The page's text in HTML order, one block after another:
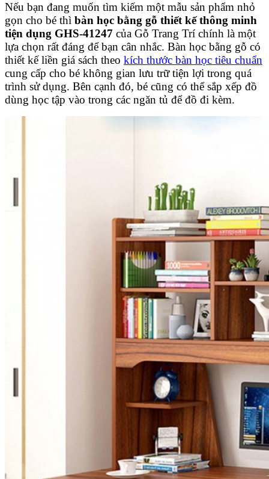
Nếu bạn đang muốn tìm kiếm một mẫu sản phẩm nhỏ
gọn cho bé thì bàn học bằng gỗ thiết kế thông minh
tiện dụng GHS-41247 của Gỗ Trang Trí chính là một
lựa chọn rất đáng để bạn cân nhắc. Bàn học bằng gỗ có
thiết kế liền giá sách theo kích thước bàn học tiêu chuẩn
cung cấp cho bé không gian lưu trữ tiện lợi trong quá
trình sử dụng. Bên cạnh đó, bé cũng có thể sắp xếp đồ
dùng học tập vào trong các ngăn tủ để đồ đi kèm.